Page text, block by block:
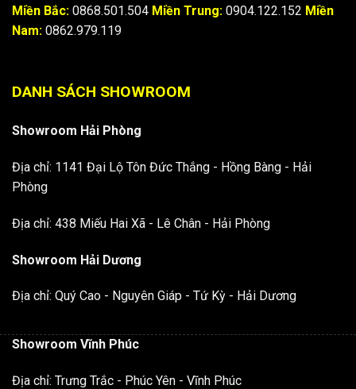
Miền Bắc: 0868.501.504 Miền Trung: 0904.122.152 Miền
Nam: 0862.979.119
DANH SÁCH SHOWROOM
Showroom Hải Phòng
Địa chỉ: 1141 Đại Lộ Tôn Đức Thắng - Hồng Bàng - Hải
Phòng
Địa chỉ: 438 Miếu Hai Xã - Lê Chân - Hải Phòng
Showroom Hải Dương
Địa chỉ: Quý Cao - Nguyên Giáp - Tứ Kỳ - Hải Dương
Showroom Vĩnh Phúc
Địa chỉ: Trưng Trắc - Phúc Yên - Vĩnh Phúc